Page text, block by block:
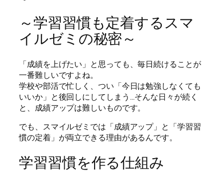
～学習習慣も定着するスマ
イルゼミの秘密～
「成績を上げたい」と思っても、毎日続けることが
一番難しいですよね。
学校や部活で忙しく、つい「今日は勉強しなくても
いいか」と後回しにしてしまう…そんな日々が続く
と、成績アップは難しいものです。
でも、スマイルゼミでは「成績アップ」と「学習習
慣の定着」が両立できる理由があるんです。
学習習慣を作る仕組み